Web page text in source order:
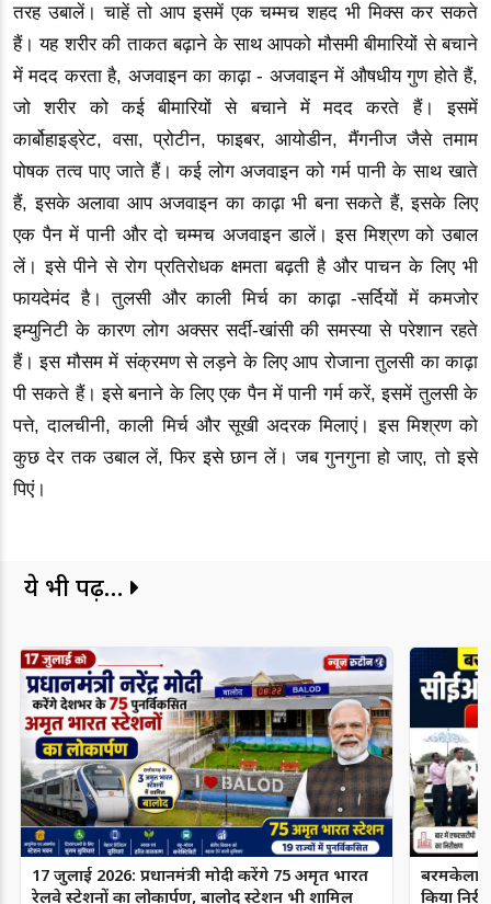
तरह उबालें। चाहें तो आप इसमें एक चम्मच शहद भी मिक्स कर सकते
हैं। यह शरीर की ताकत बढ़ाने के साथ आपको मौसमी बीमारियों से बचाने
में मदद करता है, अजवाइन का काढ़ा - अजवाइन में औषधीय गुण होते हैं,
जो शरीर को कई बीमारियों से बचाने में मदद करते हैं। इसमें
कार्बोहाइड्रेट, वसा, प्रोटीन, फाइबर, आयोडीन, मैंगनीज जैसे तमाम
पोषक तत्व पाए जाते हैं। कई लोग अजवाइन को गर्म पानी के साथ खाते
हैं, इसके अलावा आप अजवाइन का काढ़ा भी बना सकते हैं, इसके लिए
एक पैन में पानी और दो चम्मच अजवाइन डालें। इस मिश्रण को उबाल
लें। इसे पीने से रोग प्रतिरोधक क्षमता बढ़ती है और पाचन के लिए भी
फायदेमंद है। तुलसी और काली मिर्च का काढ़ा -सर्दियों में कमजोर
इम्युनिटी के कारण लोग अक्सर सर्दी-खांसी की समस्या से परेशान रहते
हैं। इस मौसम में संक्रमण से लड़ने के लिए आप रोजाना तुलसी का काढ़ा
पी सकते हैं। इसे बनाने के लिए एक पैन में पानी गर्म करें, इसमें तुलसी के
पत्ते, दालचीनी, काली मिर्च और सूखी अदरक मिलाएं। इस मिश्रण को
कुछ देर तक उबाल लें, फिर इसे छान लें। जब गुनगुना हो जाए, तो इसे
पिएं।
ये भी पढ़ें...
17 जुलाई 2026: प्रधानमंत्री मोदी करेंगे 75 अमृत भारत
रेलवे स्टेशनों का लोकार्पण, बालोद स्टेशन भी शामिल
बरमकेलाः
किया